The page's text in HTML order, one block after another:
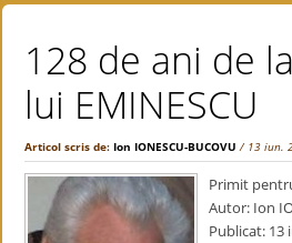
128 de ani de
lui EMINESCU
Articol scris de:Ion IONESCU-BUCOVU / 13 iun.
Primit
Autor: Ion
Publicat: 13